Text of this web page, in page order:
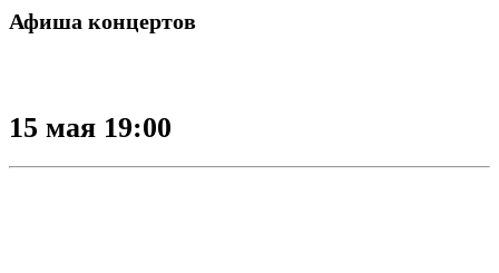
Афиша концертов
15 мая 19:00